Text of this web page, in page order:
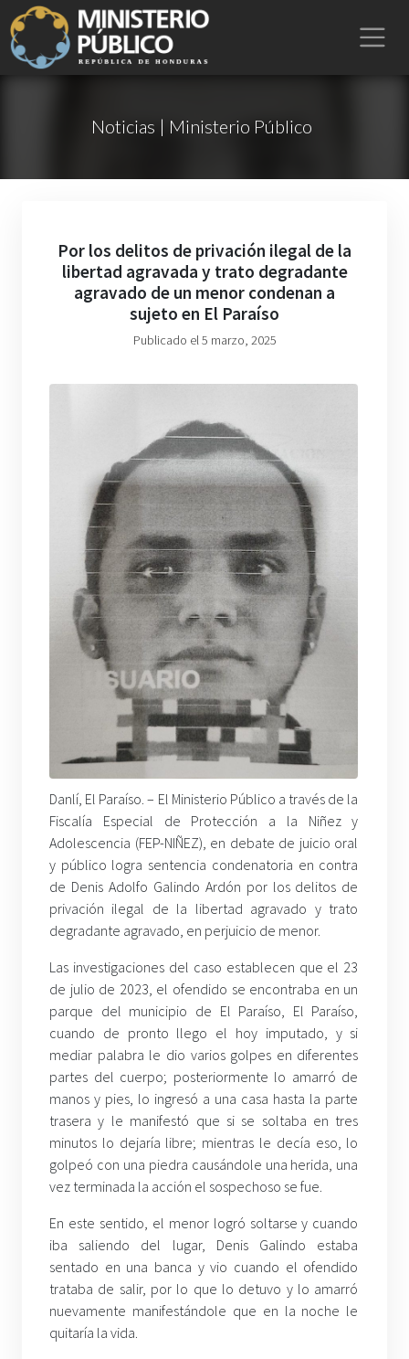
Noticias | Ministerio Público
Por los delitos de privación ilegal de la
libertad agravada y trato degradante
agravado de un menor condenan a
sujeto en El Paraíso
Publicado el 5 marzo, 2025
Danlí, El Paraíso. – El Ministerio Público a través de la
Fiscalía Especial de Protección a la Niñez y
Adolescencia (FEP-NIÑEZ), en debate de juicio oral
y público logra sentencia condenatoria en contra
de Denis Adolfo Galindo Ardón por los delitos de
privación ilegal de la libertad agravado y trato
degradante agravado, en perjuicio de menor.
Las investigaciones del caso establecen que el 23
de julio de 2023, el ofendido se encontraba en un
parque del municipio de El Paraíso, El Paraíso,
cuando de pronto llego el hoy imputado, y si
mediar palabra le dio varios golpes en diferentes
partes del cuerpo; posteriormente lo amarró de
manos y pies, lo ingresó a una casa hasta la parte
trasera y le manifestó que si se soltaba en tres
minutos lo dejaría libre; mientras le decía eso, lo
golpeó con una piedra causándole una herida, una
vez terminada la acción el sospechoso se fue.
En este sentido, el menor logró soltarse y cuando
iba saliendo del lugar, Denis Galindo estaba
sentado en una banca y vio cuando el ofendido
trataba de salir, por lo que lo detuvo y lo amarró
nuevamente manifestándole que en la noche le
quitaría la vida.